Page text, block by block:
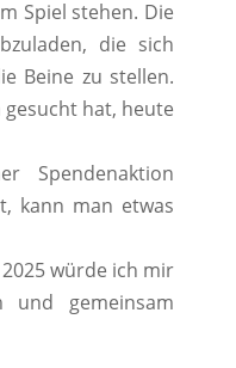
Spiel stehen. Die
die sich
Beine zu stellen.
hat, heute
Spendenaktion
kann man etwas
würde ich mir
und gemeinsam